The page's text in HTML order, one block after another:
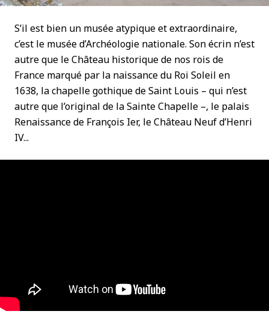
S’il est bien un musée atypique et extraordinaire,
c’est le musée d’Archéologie nationale. Son écrin n’est
autre que le Château historique de nos rois de
France marqué par la naissance du Roi Soleil en
1638, la chapelle gothique de Saint Louis – qui n’est
autre que l’original de la Sainte Chapelle –, le palais
Renaissance de François Ier, le Château Neuf d’Henri
IV...